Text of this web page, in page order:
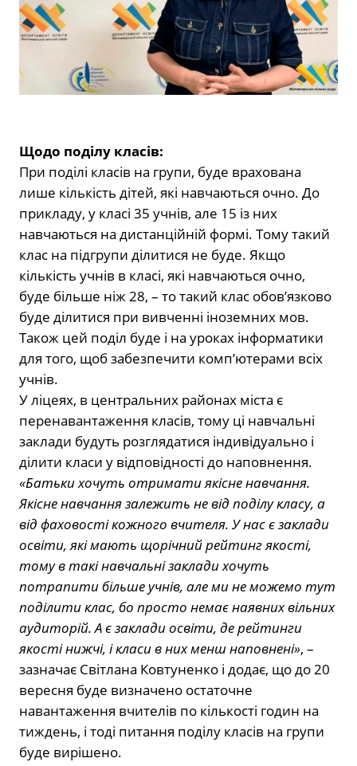
Щодо поділу класів:
При поділі класів на групи, буде врахована
лише кількість дітей, які навчаються очно. До
прикладу, у класі 35 учнів, але 15 із них
навчаються на дистанційній формі. Тому такий
клас на підгрупи ділитися не буде. Якщо
кількість учнів в класі, які навчаються очно,
буде більше ніж 28, – то такий клас обов’язково
буде ділитися при вивченні іноземних мов.
Також цей поділ буде і на уроках інформатики
для того, щоб забезпечити комп’ютерами всіх
учнів.
У ліцеях, в центральних районах міста є
перенавантаження класів, тому ці навчальні
заклади будуть розглядатися індивідуально і
ділити класи у відповідності до наповнення.
«Батьки хочуть отримати якісне навчання.
Якісне навчання залежить не від поділу класу, а
від фаховості кожного вчителя. У нас є заклади
освіти, які мають щорічний рейтинг якості,
тому в такі навчальні заклади хочуть
потрапити більше учнів, але ми не можемо тут
поділити клас, бо просто немає наявних вільних
аудиторій. А є заклади освіти, де рейтинги
якості нижчі, і класи в них менш наповнені», –
зазначає Світлана Ковтуненко і додає, що до 20
вересня буде визначено остаточне
навантаження вчителів по кількості годин на
тиждень, і тоді питання поділу класів на групи
буде вирішено.